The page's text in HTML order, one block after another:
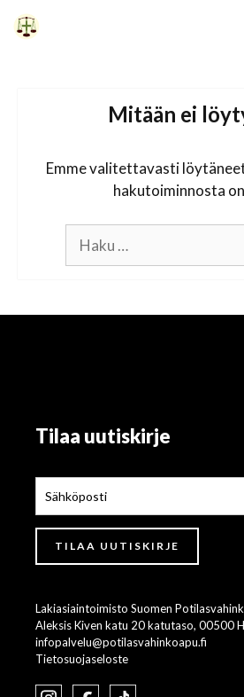
Siirry
sisältöön
Mitään ei
Emme valitettavasti
hakutoiminnosta
Tilaa uutiskirje
Lakiasiaintoimisto Suomen
Aleksis Kiven katu 20 katutaso, 00500
infopalvelu@potilasvahinkoapu.fi
Tietosuojaseloste